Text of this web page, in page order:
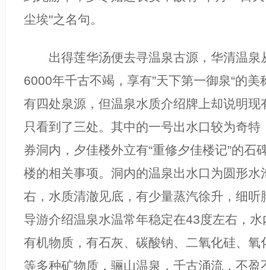
尘埃"之名句。
出得莲华汤便去寻温泉古源，华清温泉
6000年千古不竭，享有”天下第一御泉“的
有四处泉源，但温泉水质介绍牌上却说明现
只看到了三处。其中的一号出水口较为奇特
券洞内，夕佳楼外立有“重修夕佳楼记”的石
楼的相关事项。洞内的温泉出水口为圆形水
右，水质清澈见底，有少量蒸汽徐升，细听
导游介绍温泉水温常年稳定在43度左右，
有机物质，有石灰、碳酸钠、二氧化硅、氧
等多种矿物质，骊山温泉，千古涌流，不盈